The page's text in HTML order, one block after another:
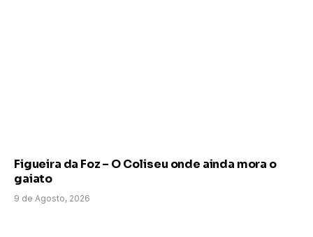
Figueira da Foz – O Coliseu onde ainda mora o
gaiato
9 de Agosto, 2026